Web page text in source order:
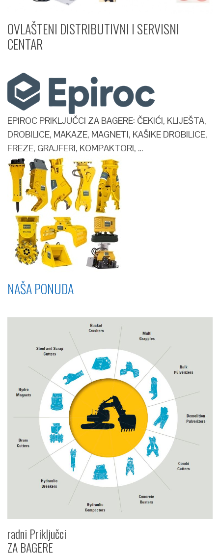
OVLAŠTENI DISTRIBUTIVNI I SERVISNI
CENTAR​
EPIROC PRIKLJUČCI ZA BAGERE: ČEKIĆI, KLIJEŠTA,
DROBILICE, MAKAZE, MAGNETI, KAŠIKE DROBILICE,
FREZE, GRAJFERI, KOMPAKTORI, …
NAŠA PONUDA
radni Priključci
ZA BAGERE